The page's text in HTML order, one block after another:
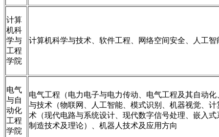
计算
机科
学与
工程
学院
计算机科学与技术、软件工程、网络空间安全、人工
电气
与自
动化
工程
学院
电气工程（电力电子与电力传动、电气工程及其自动
与技术（物联网、人工智能、模式识别、机器视觉、
术（现代电路与系统设计、现代数字信号处理、嵌入
制造技术及理论）、机器人技术及应用方向